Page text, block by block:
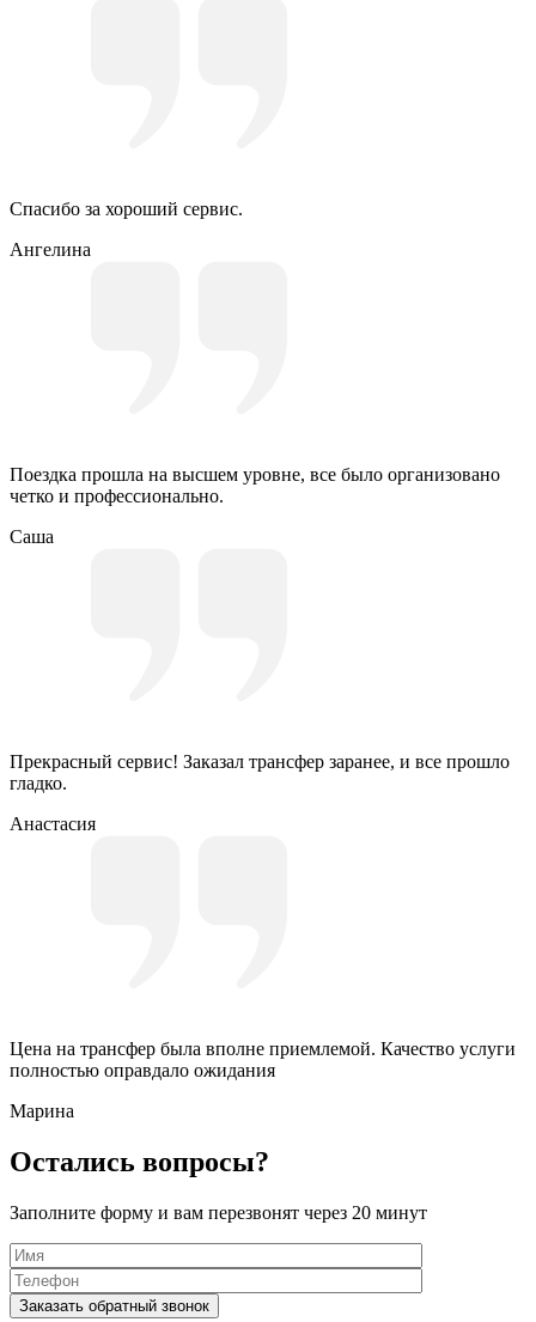
Спасибо за хороший сервис.
Ангелина
Поездка прошла на высшем уровне, все было организовано
четко и профессионально.
Саша
Прекрасный сервис! Заказал трансфер заранее, и все прошло
гладко.
Анастасия
Цена на трансфер была вполне приемлемой. Качество услуги
полностью оправдало ожидания
Марина
Остались вопросы?
Заполните форму и вам перезвонят через 20 минут